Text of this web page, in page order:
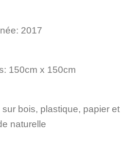
2017
150cm x 150cm
bois, plastique, papier et
naturelle